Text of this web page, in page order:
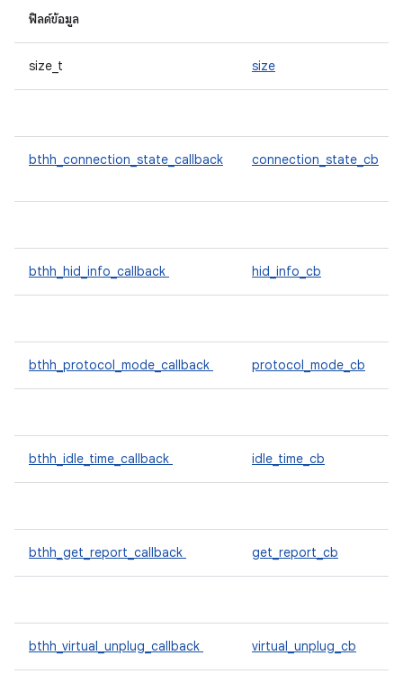
ฟิลด์ข้อมูล
size_t size
bthh_connection_state_callback connection_state_cb
bthh_hid_info_callback hid_info_cb
bthh_protocol_mode_callback protocol_mode_cb
bthh_idle_time_callback idle_time_cb
bthh_get_report_callback get_report_cb
bthh_virtual_unplug_callback virtual_unplug_cb